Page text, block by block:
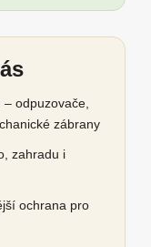
odpuzovače,
zábrany
zahradu i
ochrana pro